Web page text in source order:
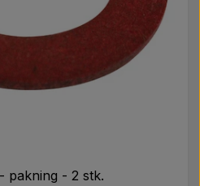
pakning - 2 stk.